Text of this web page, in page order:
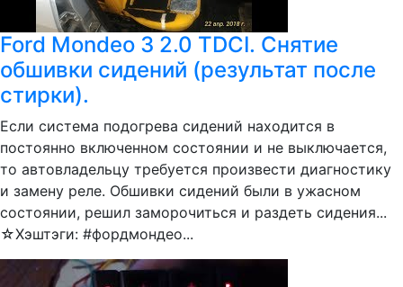
Ford Mondeo 3 2.0 TDCI. Снятие
обшивки сидений (результат после
стирки).
Если система подогрева сидений находится в
постоянно включенном состоянии и не выключается,
то автовладельцу требуется произвести диагностику
и замену реле. Обшивки сидений были в ужасном
состоянии, решил заморочиться и раздеть сидения...
☆Хэштэги: #фордмондео...